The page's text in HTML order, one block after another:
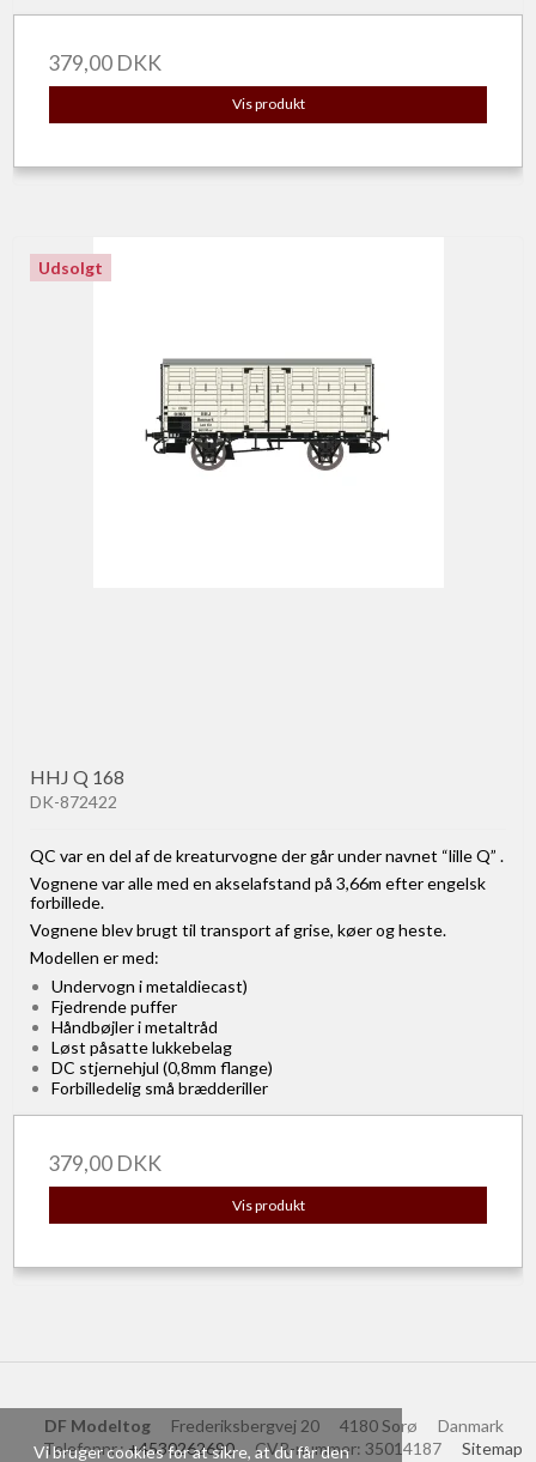
Vi bruger cookies for at sikre, at du får den
379,00 DKK
Vis produkt
Udsolgt
HHJ Q 168
DK-872422
QC var en del af de kreaturvogne der går under navnet “lille Q” .
Vognene var alle med en akselafstand på 3,66m efter engelsk
forbillede.
Vognene blev brugt til transport af grise, køer og heste.
Modellen er med:
Undervogn i metaldiecast)
Fjedrende puffer
Håndbøjler i metaltråd
Løst påsatte lukkebelag
DC stjernehjul (0,8mm flange)
Forbilledelig små brædderiller
379,00 DKK
Vis produkt
DF Modeltog Frederiksbergvej 20 4180 Sorø
Danmark
Telefonnr.: +4530262690 CVR-nummer: 35014187 Sitemap